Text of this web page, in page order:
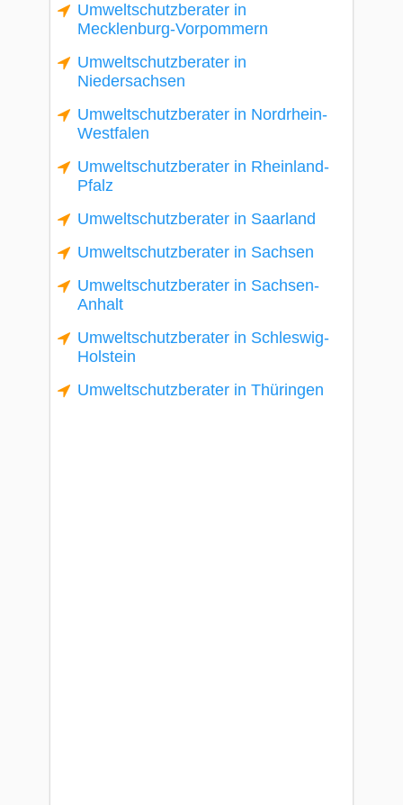
Umweltschutzberater in
Mecklenburg-Vorpommern
Umweltschutzberater in
Niedersachsen
Umweltschutzberater in Nordrhein-
Westfalen
Umweltschutzberater in Rheinland-
Pfalz
Umweltschutzberater in Saarland
Umweltschutzberater in Sachsen
Umweltschutzberater in Sachsen-
Anhalt
Umweltschutzberater in Schleswig-
Holstein
Umweltschutzberater in Thüringen